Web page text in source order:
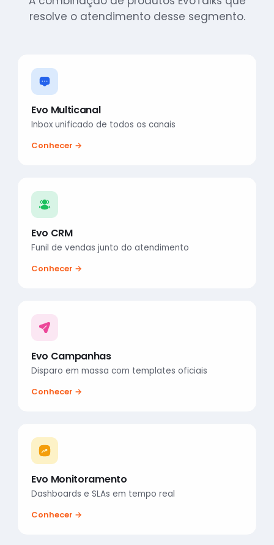
resolve o atendimento desse segmento.
Evo Multicanal
Inbox unificado de todos os canais
Conhecer →
Evo CRM
Funil de vendas junto do atendimento
Conhecer →
Evo Campanhas
Disparo em massa com templates oficiais
Conhecer →
Evo Monitoramento
Dashboards e SLAs em tempo real
Conhecer →